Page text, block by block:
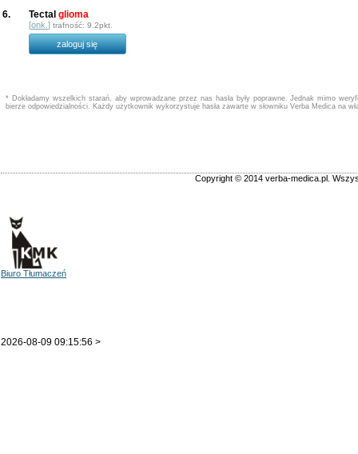
6. Tectal glioma
[onk. ] trafność: 9.2pkt.
zaloguj się
* Dokładamy wszelkich starań, aby wprowadzane przez nas hasła były poprawne. Jednak mimo
bierze odpowiedzialności. Każdy użytkownik wykorzystuje hasła zawarte w słowniku Verba Medica na
Copyright © 2014 verba-medica.pl.
Biuro Tłumaczeń
2026-08-09 09:15:56 >